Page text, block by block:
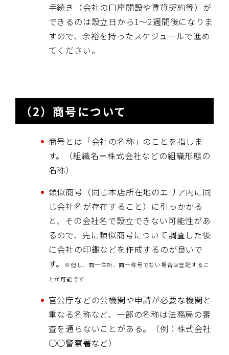
手続き（会社の口座開設や賃貸契約等）が
できるのは設立日から1～2週間後になりま
すので、余裕を持ったスケジュールで進め
てください。
（2）商号について
商号とは「会社の名称」のことを指しま
す。（組織名＝株式会社などの組織形態の
名称）
類似商号（同じ本店所在地のエリア内に同
じ会社名が存在すること）に引っかかる
と、その会社名で設立できない可能性があ
るので、先に類似商号について調査した後
に会社の印鑑などを作成するのが良いで
す。
※但し、同一住所、同一称号でない場合は登記するこ
とが可能です
官公庁などの公機関や申請が必要な機関と
重なる名称など、一部の名称は法務局の審
査を通らないことがある。（例：株式会社
○○警察署など）